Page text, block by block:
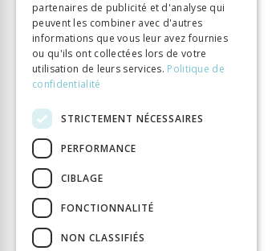
Parution
1 févr. 2022
Type de livre
Monographie
DOI
10.33055/ALPHIL.03189
partenaires de publicité et d'analyse qui
peuvent les combiner avec d'autres
informations que vous leur avez fournies
ou qu'ils ont collectées lors de votre
utilisation de leurs services. Politique de
confidentialité
STRICTEMENT NÉCESSAIRES
PERFORMANCE
CIBLAGE
FONCTIONNALITÉ
NON CLASSIFIÉS